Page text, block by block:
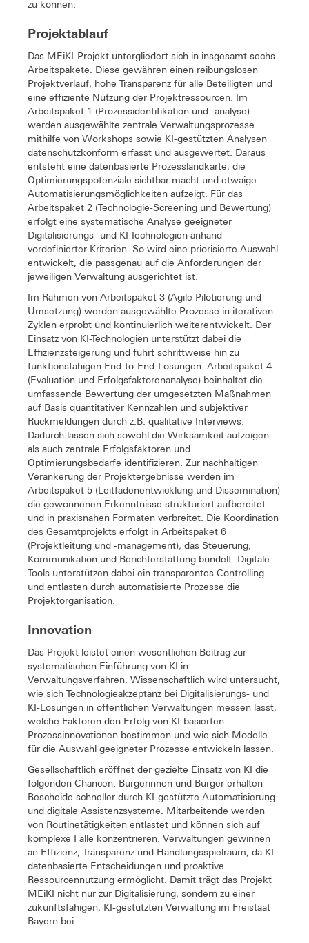
zu können.
Projektablauf
Das MEiKI-Projekt untergliedert sich in insgesamt sechs
Arbeitspakete. Diese gewähren einen reibungslosen
Projektverlauf, hohe Transparenz für alle Beteiligten und
eine effiziente Nutzung der Projektressourcen. Im
Arbeitspaket 1 (Prozessidentifikation und -analyse)
werden ausgewählte zentrale Verwaltungsprozesse
mithilfe von Workshops sowie KI-gestützten Analysen
datenschutzkonform erfasst und ausgewertet. Daraus
entsteht eine datenbasierte Prozesslandkarte, die
Optimierungspotenziale sichtbar macht und etwaige
Automatisierungsmöglichkeiten aufzeigt. Für das
Arbeitspaket 2 (Technologie-Screening und Bewertung)
erfolgt eine systematische Analyse geeigneter
Digitalisierungs- und KI-Technologien anhand
vordefinierter Kriterien. So wird eine priorisierte Auswahl
entwickelt, die passgenau auf die Anforderungen der
jeweiligen Verwaltung ausgerichtet ist.
Im Rahmen von Arbeitspaket 3 (Agile Pilotierung und
Umsetzung) werden ausgewählte Prozesse in iterativen
Zyklen erprobt und kontinuierlich weiterentwickelt. Der
Einsatz von KI-Technologien unterstützt dabei die
Effizienzsteigerung und führt schrittweise hin zu
funktionsfähigen End-to-End-Lösungen. Arbeitspaket 4
(Evaluation und Erfolgsfaktorenanalyse) beinhaltet die
umfassende Bewertung der umgesetzten Maßnahmen
auf Basis quantitativer Kennzahlen und subjektiver
Rückmeldungen durch z.B. qualitative Interviews.
Dadurch lassen sich sowohl die Wirksamkeit aufzeigen
als auch zentrale Erfolgsfaktoren und
Optimierungsbedarfe identifizieren. Zur nachhaltigen
Verankerung der Projektergebnisse werden im
Arbeitspaket 5 (Leitfadenentwicklung und Dissemination)
die gewonnenen Erkenntnisse strukturiert aufbereitet
und in praxisnahen Formaten verbreitet. Die Koordination
des Gesamtprojekts erfolgt in Arbeitspaket 6
(Projektleitung und -management), das Steuerung,
Kommunikation und Berichterstattung bündelt. Digitale
Tools unterstützen dabei ein transparentes Controlling
und entlasten durch automatisierte Prozesse die
Projektorganisation.
Innovation
Das Projekt leistet einen wesentlichen Beitrag zur
systematischen Einführung von KI in
Verwaltungsverfahren. Wissenschaftlich wird untersucht,
wie sich Technologieakzeptanz bei Digitalisierungs- und
KI-Lösungen in öffentlichen Verwaltungen messen lässt,
welche Faktoren den Erfolg von KI-basierten
Prozessinnovationen bestimmen und wie sich Modelle
für die Auswahl geeigneter Prozesse entwickeln lassen.
Gesellschaftlich eröffnet der gezielte Einsatz von KI die
folgenden Chancen: Bürgerinnen und Bürger erhalten
Bescheide schneller durch KI-gestützte Automatisierung
und digitale Assistenzsysteme. Mitarbeitende werden
von Routinetätigkeiten entlastet und können sich auf
komplexe Fälle konzentrieren. Verwaltungen gewinnen
an Effizienz, Transparenz und Handlungsspielraum, da KI
datenbasierte Entscheidungen und proaktive
Ressourcennutzung ermöglicht. Damit trägt das Projekt
MEiKI nicht nur zur Digitalisierung, sondern zu einer
zukunftsfähigen, KI-gestützten Verwaltung im Freistaat
Bayern bei.